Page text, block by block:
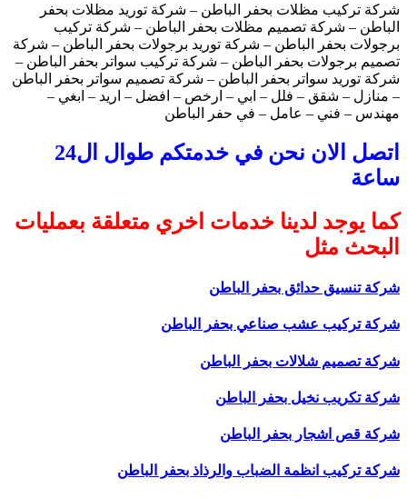
شركة تركيب مظلات بحفر الباطن – شركة توريد مظلات بحفر
الباطن – شركة تصميم مظلات بحفر الباطن – شركة تركيب
برجولات بحفر الباطن – شركة توريد برجولات بحفر الباطن – شركة
تصميم برجولات بحفر الباطن – شركة تركيب سواتر بحفر الباطن –
شركة توريد سواتر بحفر الباطن – شركة تصميم سواتر بحفر الباطن
– منازل – شقق – فلل – ابي – ارخص – افضل – اريد – ابغي –
مهندس – فني – عامل – في حفر الباطن
اتصل الان نحن في خدمتكم طوال ال24
ساعة
كما يوجد لدينا خدمات اخري متعلقة بعمليات
البحث مثل
شركة تنسيق حدائق بحفر الباطن
شركة تركيب عشب صناعي بحفر الباطن
شركة تصميم شلالات بحفر الباطن
شركة تكريب نخيل بحفر الباطن
شركة قص اشجار بحفر الباطن
شركة تركيب انظمة الضباب والرذاذ بحفر الباطن